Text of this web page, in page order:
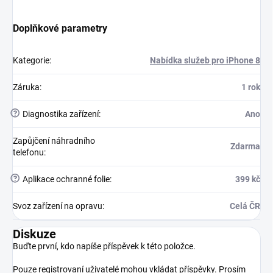
Doplňkové parametry
Kategorie: Nabídka služeb pro iPhone 8
Záruka: 1 rok
? Diagnostika zařízení: Ano
Zapůjčení náhradního
telefonu:
Zdarma
? Aplikace ochranné folie: 399 kč
Svoz zařízení na opravu: Celá ČR
Diskuze
Buďte první, kdo napíše příspěvek k této položce.
Pouze registrovaní uživatelé mohou vkládat příspěvky. Prosím